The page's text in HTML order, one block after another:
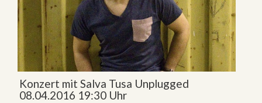
Konzert mit Salva Tusa Unplugged
08.04.2016 19:30 Uhr